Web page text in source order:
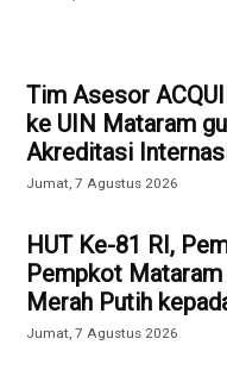
Tim Asesor
ke UIN Mataram
Akreditasi
Jumat, 7 Agustus 2026
HUT Ke-81 RI,
Pempkot Mataram
Merah Putih
Jumat, 7 Agustus 2026